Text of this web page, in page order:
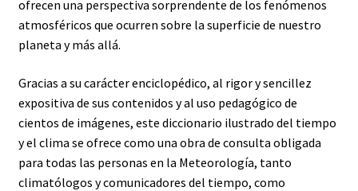
ofrecen una perspectiva sorprendente de los fenómenos
atmosféricos que ocurren sobre la superficie de nuestro
planeta y más allá.
Gracias a su carácter enciclopédico, al rigor y sencillez
expositiva de sus contenidos y al uso pedagógico de
cientos de imágenes, este diccionario ilustrado del tiempo
y el clima se ofrece como una obra de consulta obligada
para todas las personas en la Meteorología, tanto
climatólogos y comunicadores del tiempo, como